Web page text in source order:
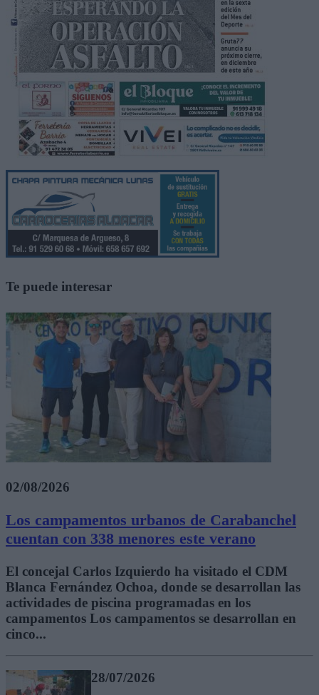
Te puede interesar
02/08/2026
Los campamentos urbanos de Carabanchel
cuentan con 338 menores este verano
El concejal Carlos Izquierdo ha visitado el CDM
Blanca Fernández Ochoa, donde se desarrollan las
actividades de piscina programadas en los
campamentos Los campamentos se desarrollan en
cinco...
28/07/2026